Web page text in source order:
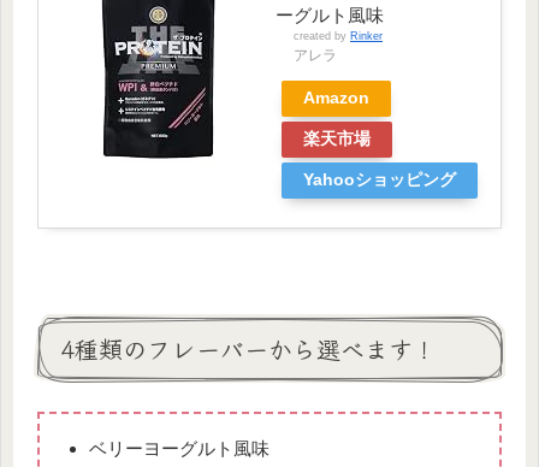
ーグルト風味
created by Rinker
アレラ
Amazon
楽天市場
Yahooショッピング
4種類のフレーバーから選べます！
ベリーヨーグルト風味